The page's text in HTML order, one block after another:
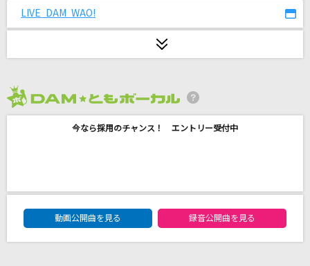
ないない
damn
黒毛和牛上塩タン焼680円
LIVE DAM WAO!
今なら採用のチャンス！ エントリー受付中
DAM★ともボーカルエントリーランキング
動画公開曲を見る
録音公開曲を見る